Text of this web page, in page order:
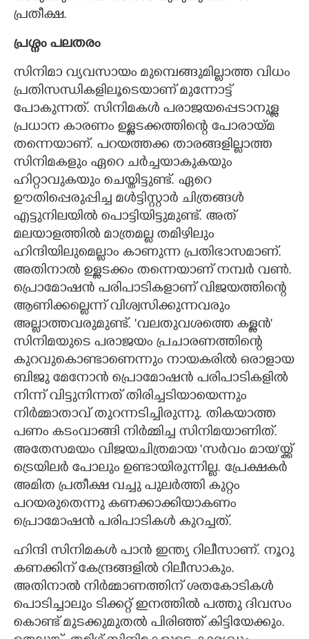
പ്രതീക്ഷ.
പ്രശ്നം പലതരം
സിനിമാ വ്യവസായം മുമ്പെങ്ങുമില്ലാത്ത വിധം
പ്രതിസന്ധികളിലൂടെയാണ് മുന്നോട്ട്
പോകുന്നത്. സിനിമകൾ പരാജയപ്പെടാനുള്ള
പ്രധാന കാരണം ഉള്ളടക്കത്തിന്റെ പോരായ്മ
തന്നെയാണ്. പറയത്തക്ക താരങ്ങളില്ലാത്ത
സിനിമകളും ഏറെ ചർച്ചയാകുകയും
ഹിറ്റാവുകയും ചെയ്തിട്ടുണ്ട്. ഏറെ
ഊതിപ്പെരുപ്പിച്ച മൾട്ടിസ്റ്റാർ ചിത്രങ്ങൾ
എട്ടുനിലയിൽ പൊട്ടിയിട്ടുമുണ്ട്. അത്
മലയാളത്തിൽ മാത്രമല്ല തമിഴിലും
ഹിന്ദിയിലുമെല്ലാം കാണുന്ന പ്രതിഭാസമാണ്.
അതിനാൽ ഉള്ളടക്കം തന്നെയാണ് നമ്പർ വൺ.
പ്രൊമോഷൻ പരിപാടികളാണ് വിജയത്തിന്റെ
ആണിക്കല്ലെന്ന് വിശ്വസിക്കുന്നവരും
അല്ലാത്തവരുമുണ്ട്. 'വലതുവശത്തെ കള്ളൻ"
സിനിമയുടെ പരാജയം പ്രചാരണത്തിന്റെ
കുറവുകൊണ്ടാണെന്നും നായകരിൽ ഒരാളായ
ബിജു മേനോൻ പ്രൊമോഷൻ പരിപാടികളിൽ
നിന്ന് വിട്ടുനിന്നത് തിരിച്ചടിയായെന്നും
നിർമ്മാതാവ് തുറന്നടിച്ചിരുന്നു. തികയാത്ത
പണം കടംവാങ്ങി നിർമ്മിച്ച സിനിമയാണിത്.
അതേസമയം വിജയചിത്രമായ 'സർവം മായ"യ്ക്ക്
ട്രെയിലർ പോലും ഉണ്ടായിരുന്നില്ല. പ്രേക്ഷകർ
അമിത പ്രതീക്ഷ വച്ചു പുലർത്തി കുറ്റം
പറയരുതെന്നു കണക്കാക്കിയാകണം
പ്രൊമോഷൻ പരിപാടികൾ കുറച്ചത്.
ഹിന്ദി സിനിമകൾ പാൻ ഇന്ത്യ റിലീസാണ്. നൂറു
കണക്കിന് കേന്ദ്രങ്ങളിൽ റിലീസാകും.
അതിനാൽ നിർമ്മാണത്തിന് ശതകോടികൾ
പൊടിച്ചാലും ടിക്കറ്റ് ഇനത്തിൽ പത്തു ദിവസം
കൊണ്ട് മുടക്കുമുതൽ പിരിഞ്ഞ് കിട്ടിയേക്കും.